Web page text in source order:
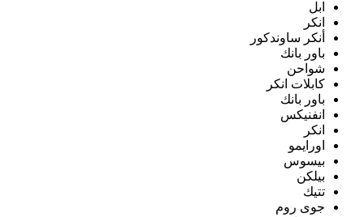
ابل
انكر
أنكر ساوندكور
باور بانك
شواحن
كابلات انكر
باور بانك
انفنيكس
انكر
اورايمو
بيسوس
بيلكن
تتيك
جوى روم